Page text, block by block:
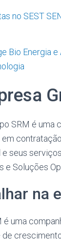
no SEST
Bio Energia
SRM é
seus
e Soluções
na
é uma